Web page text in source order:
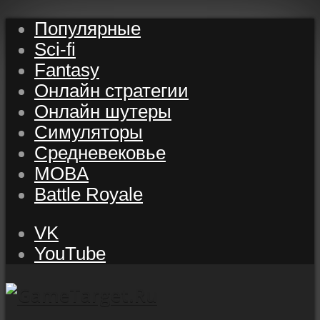
Популярные
Sci-fi
Fantasy
Онлайн стратегии
Онлайн шутеры
Симуляторы
Средневековье
MOBA
Battle Royale
VK
YouTube